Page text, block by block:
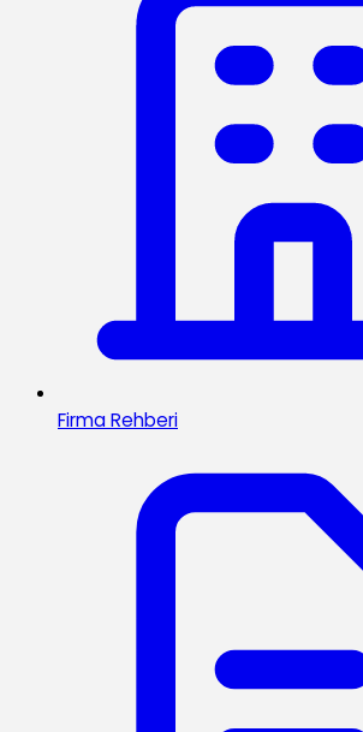
Firma Rehberi